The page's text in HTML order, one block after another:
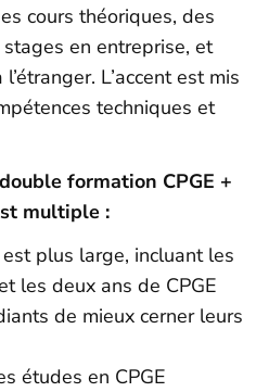
cours théoriques, des
en entreprise, et
L’accent est mis
techniques et
formation CPGE +
multiple :
plus large, incluant les
les deux ans de CPGE
de mieux cerner leurs
études en CPGE